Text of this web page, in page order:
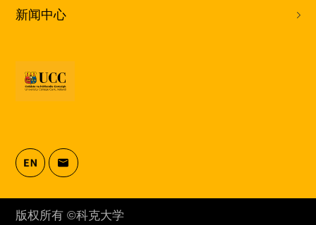
新闻中心
版权所有 ©科克大学